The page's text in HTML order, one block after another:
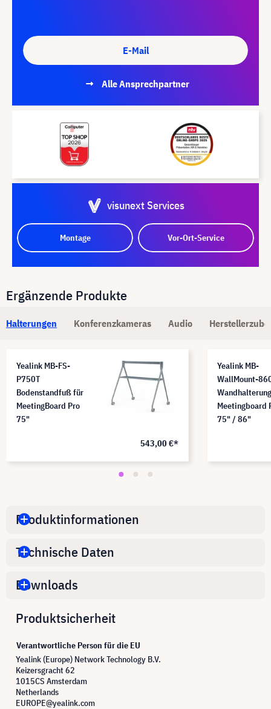
E-Mail
Alle Ansprechpartner
visunext Services
Montage Vor-Ort-Service
Ergänzende Produkte
Halterungen Konferenzkameras Audio
Yealink MB-FS-
P750T
Bodenstandfuß für
MeetingBoard Pro
75"
543,00 €*
Yealink MB-
WallMount-
Meetingboard
75" / 86"
Produktinformationen
Technische Daten
Downloads
Produktsicherheit
Verantwortliche Person für die EU
Yealink (Europe) Network Technology B.V.
Keizersgracht 62
1015CS Amsterdam
Netherlands
EUROPE@yealink.com